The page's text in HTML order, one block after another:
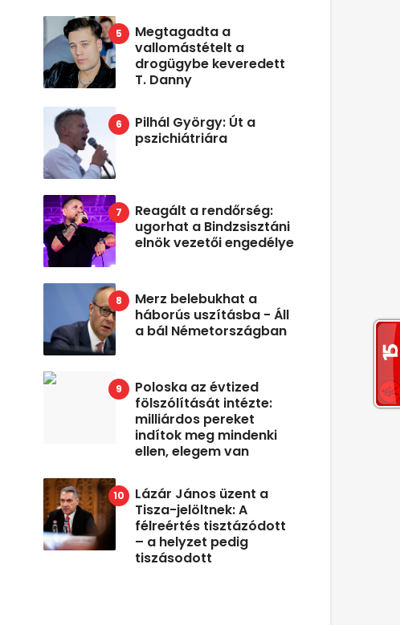
Megtagadta a
vallomástételt a
drogügybe keveredett
T. Danny
Pilhál György: Út a
pszichiátriára
Reagált a rendőrség:
ugorhat a Bindzsisztáni
elnök vezetői engedélye
Merz belebukhat a
háborús uszításba - Áll
a bál Németországban
Poloska az évtized
fölszólítását intézte:
milliárdos pereket
indítok meg mindenki
ellen, elegem van
Lázár János üzent a
Tisza-jelöltnek: A
félreértés tisztázódott
– a helyzet pedig
tiszásodott